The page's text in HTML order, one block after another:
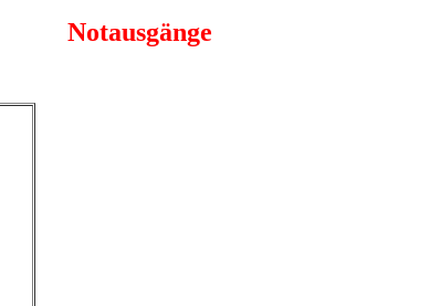
Notausgänge